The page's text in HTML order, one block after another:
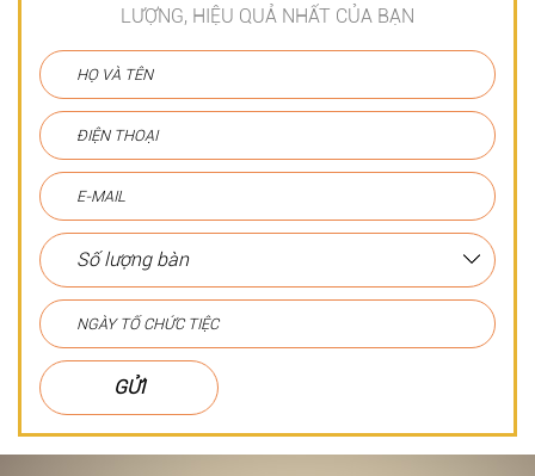
LƯỢNG, HIỆU QUẢ NHẤT CỦA BẠN
GỬI